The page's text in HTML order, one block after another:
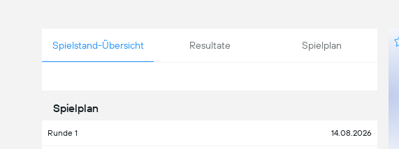
Spielstand-Übersicht Resultate Spielplan
Spielplan
Runde 1 14.08.2026